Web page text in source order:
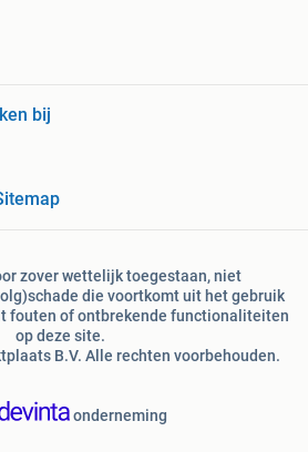
bij
zover wettelijk toegestaan, niet
die voortkomt uit het gebruik
fouten of ontbrekende functionaliteiten
op deze site.
B.V. Alle rechten voorbehouden.
onderneming